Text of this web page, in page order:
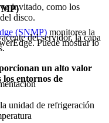
(SNMP) monitorea la
Puede mostrar lo
unidad de refrigeración
invitado, como los
disco.
del servidor, la capa
un alto valor
entornos de